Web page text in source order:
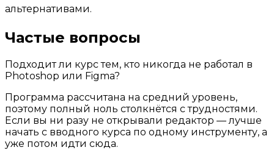
альтернативами.
Частые вопросы
Подходит ли курс тем, кто никогда не работал в
Photoshop или Figma?
Программа рассчитана на средний уровень,
поэтому полный ноль столкнётся с трудностями.
Если вы ни разу не открывали редактор — лучше
начать с вводного курса по одному инструменту, а
уже потом идти сюда.